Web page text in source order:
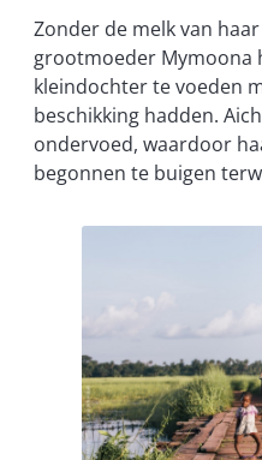
Zonder de melk van
grootmoeder Mymoona
kleindochter te voeden
beschikking hadden.
ondervoed, waardoor
begonnen te buigen